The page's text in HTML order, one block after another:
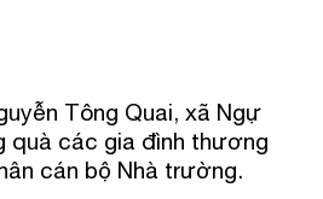
Tông Quai, xã Ngự
quà các gia đình thương
cán bộ Nhà trường.